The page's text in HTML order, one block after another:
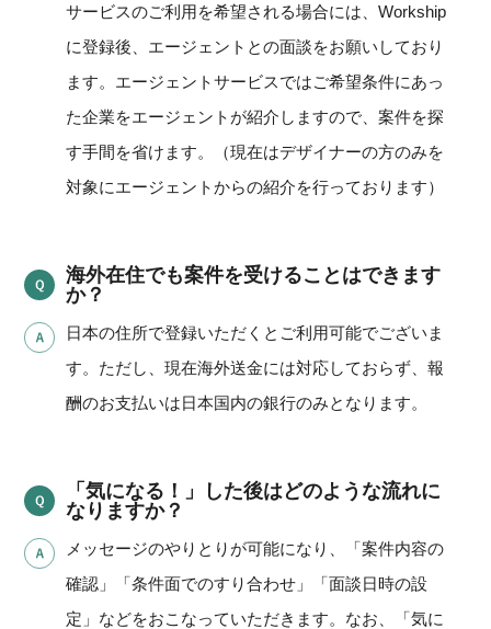
サービスのご利用を希望される場合には、Workship
に登録後、エージェントとの面談をお願いしており
ます。エージェントサービスではご希望条件にあっ
た企業をエージェントが紹介しますので、案件を探
す手間を省けます。（現在はデザイナーの方のみを
対象にエージェントからの紹介を行っております）
海外在住でも案件を受けることはできます
か？
日本の住所で登録いただくとご利用可能でございま
す。ただし、現在海外送金には対応しておらず、報
酬のお支払いは日本国内の銀行のみとなります。
「気になる！」した後はどのような流れに
なりますか？
メッセージのやりとりが可能になり、「案件内容の
確認」「条件面でのすり合わせ」「面談日時の設
定」などをおこなっていただきます。なお、「気に